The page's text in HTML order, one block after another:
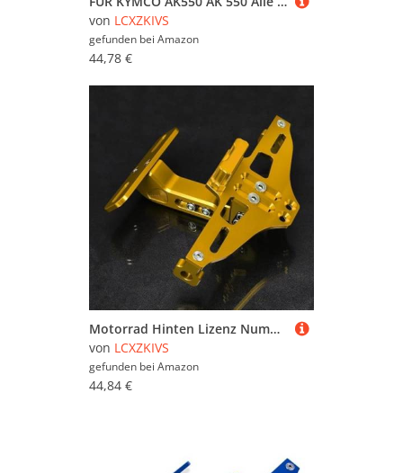
von LCXZKIVS
gefunden bei Amazon
44,78 €
Motorrad Hinten Lizenz Nummer Platte Halterung Mit Licht Für APRILIA DORSODURO750 2007-2016 2015 2013 2012 2011(Gold)
von LCXZKIVS
gefunden bei Amazon
44,84 €